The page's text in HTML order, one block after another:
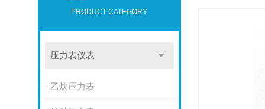
PRODUCT CATEGORY
压力表仪表
乙炔压力表